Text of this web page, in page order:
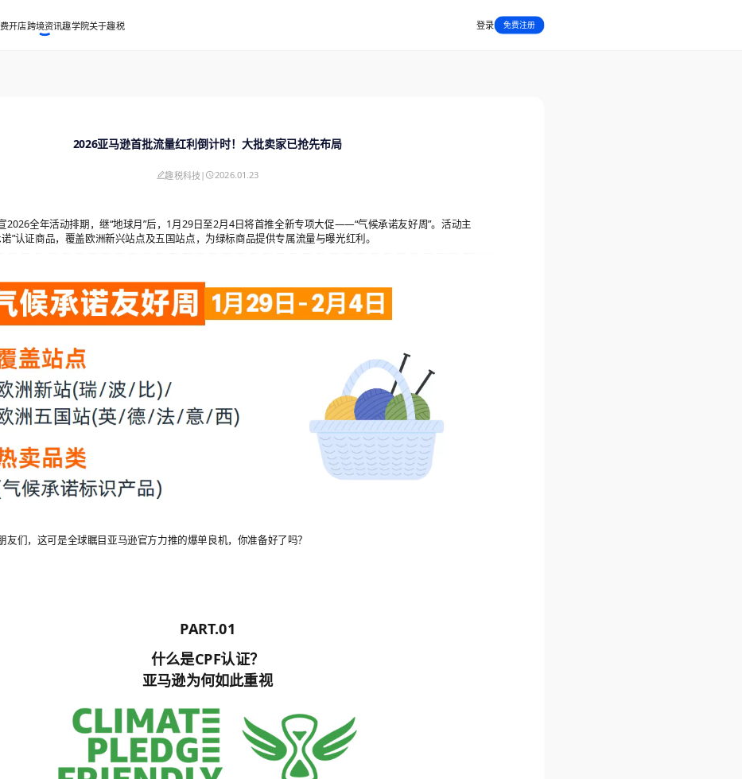
开店跨境资讯趣学院关于趣税 登录 免费注册
2026亚马逊首批流量红利倒计时！大批卖家已抢先布局
趣税科技| 2026.01.23
2026全年活动排期，继“地球月”后，1月29日至2月4日将首推全新专项大促——“气候承诺友好周”。活动主
”认证商品，覆盖欧洲新兴站点及五国站点，为绿标商品提供专属流量与曝光红利。
友们，这可是全球瞩目亚马逊官方力推的爆单良机，你准备好了吗？
PART.01
什么是CPF认证？
亚马逊为何如此重视